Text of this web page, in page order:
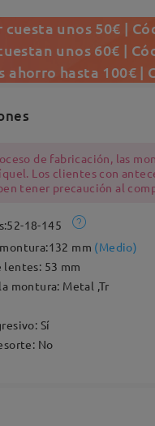
cuesta unos 50€ |
unos 60€ |
ahorro hasta 100€ |
de fabricación, las
Los clientes con
tener precaución al
52-18-145
132 mm (Medio)
lentes: 53 mm
montura: Metal ,Tr
Sí
No